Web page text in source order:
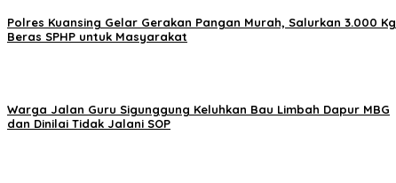
Polres Kuansing Gelar Gerakan Pangan Murah, Salurkan 3.000 Kg
Beras SPHP untuk Masyarakat
Warga Jalan Guru Sigunggung Keluhkan Bau Limbah Dapur MBG
dan Dinilai Tidak Jalani SOP